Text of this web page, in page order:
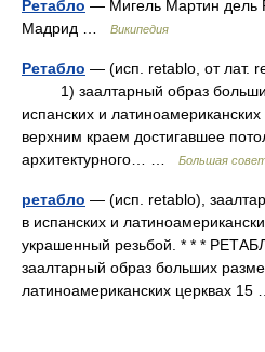
Ретабло — Мигель Мартин дель
Мадрид …
Википедия
Ретабло — (исп. retablo, от лат.
1) заалтарный образ
испанских и
верхним краем достигавшее
архитектурного… …
Большая
ретабло — (исп. retablo),
в испанских и
украшенный резьбой. * * *
заалтарный образ больших
латиноамериканских церквах